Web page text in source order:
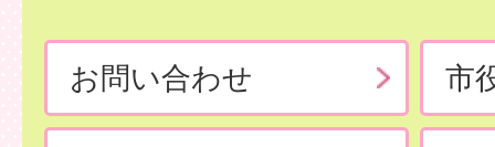
お問い合わせ 市